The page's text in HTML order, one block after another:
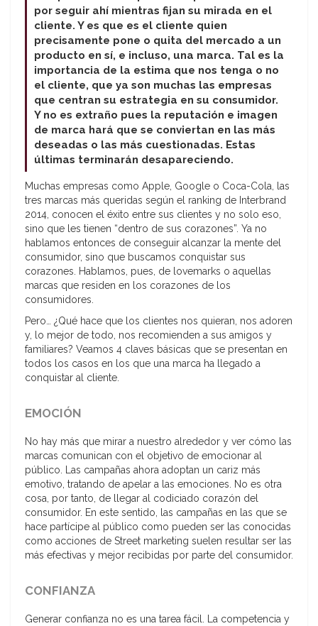
por seguir ahí mientras fijan su mirada en el
cliente. Y es que es el cliente quien
precisamente pone o quita del mercado a un
producto en sí, e incluso, una marca. Tal es la
importancia de la estima que nos tenga o no
el cliente, que ya son muchas las empresas
que centran su estrategia en su consumidor.
Y no es extraño pues la reputación e imagen
de marca hará que se conviertan en las más
deseadas o las más cuestionadas. Estas
últimas terminarán desapareciendo.
Muchas empresas como Apple, Google o Coca-Cola, las
tres marcas más queridas según el ranking de Interbrand
2014, conocen el éxito entre sus clientes y no solo eso,
sino que les tienen “dentro de sus corazones”. Ya no
hablamos entonces de conseguir alcanzar la mente del
consumidor, sino que buscamos conquistar sus
corazones. Hablamos, pues, de lovemarks o aquellas
marcas que residen en los corazones de los
consumidores.
Pero… ¿Qué hace que los clientes nos quieran, nos adoren
y, lo mejor de todo, nos recomienden a sus amigos y
familiares? Veamos 4 claves básicas que se presentan en
todos los casos en los que una marca ha llegado a
conquistar al cliente.
EMOCIÓN
No hay más que mirar a nuestro alrededor y ver cómo las
marcas comunican con el objetivo de emocionar al
público. Las campañas ahora adoptan un cariz más
emotivo, tratando de apelar a las emociones. No es otra
cosa, por tanto, de llegar al codiciado corazón del
consumidor. En este sentido, las campañas en las que se
hace partícipe al público como pueden ser las conocidas
como acciones de Street marketing suelen resultar ser las
más efectivas y mejor recibidas por parte del consumidor.
CONFIANZA
Generar confianza no es una tarea fácil. La competencia y